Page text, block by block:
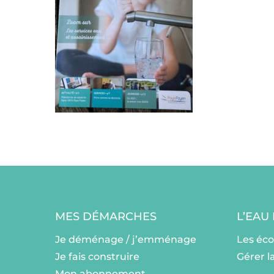
MES DÉMARCHES
Je déménage / j’emménage
Je fais construire
Les
Gérer